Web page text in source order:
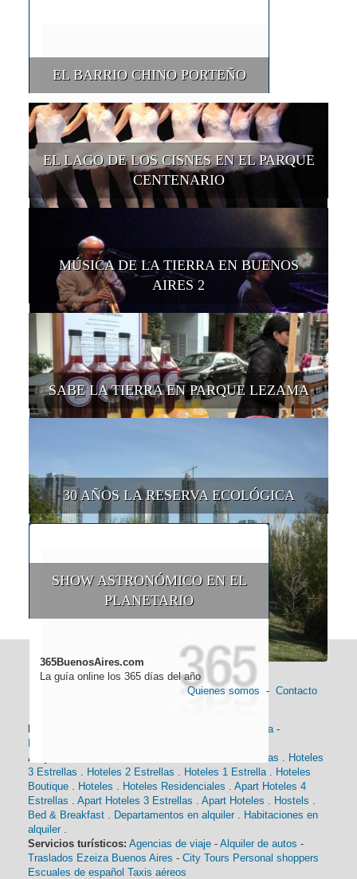
EL BARRIO CHINO PORTEÑO
EL LAGO DE LOS CISNES EN EL PARQUE
CENTENARIO
MÚSICA DE LA TIERRA EN BUENOS
AIRES 2
SABE LA TIERRA EN PARQUE LEZAMA
30 AÑOS LA RESERVA ECOLÓGICA
SHOW ASTRONÓMICO EN EL
PLANETARIO
365BuenosAires.com
La guía online los 365 días del año
Quienes somos - Contacto
Historia -
Alojamiento:
Hoteles 4 Estrellas
Hoteles
3 Estrellas
Hoteles 2 Estrellas Hoteles 1 Estrella
Hoteles
Boutique
Hoteles Hoteles Residenciales
Apart Hoteles 4
Estrellas
Apart Hoteles 3 Estrellas Apart Hoteles Hostels
Bed & Breakfast
Departamentos en alquiler
Habitaciones en
alquiler
Servicios turísticos: Agencias de viaje - Alquiler de autos -
Traslados Ezeiza Buenos Aires - City Tours Personal shoppers
Escuales de español Taxis aéreos